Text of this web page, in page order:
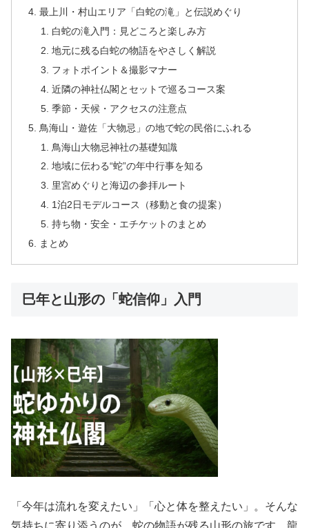
最上川・村山エリア「白蛇の滝」と伝説めぐり
白蛇の滝入門：見どころと楽しみ方
地元に残る白蛇の物語をやさしく解説
フォトポイント＆撮影マナー
近隣の神社仏閣とセットで巡るコース案
季節・天候・アクセスの注意点
鳥海山・遊佐「大物忌」の地で蛇の民俗にふれる
鳥海山大物忌神社の基礎知識
地域に伝わる“蛇”の年中行事を知る
里宮めぐりと海辺の参拝ルート
1泊2日モデルコース（移動と食の提案）
持ち物・安全・エチケットのまとめ
まとめ
巳年と山形の「蛇信仰」入門
「今年は流れを変えたい」「心と体を整えたい」。そんな